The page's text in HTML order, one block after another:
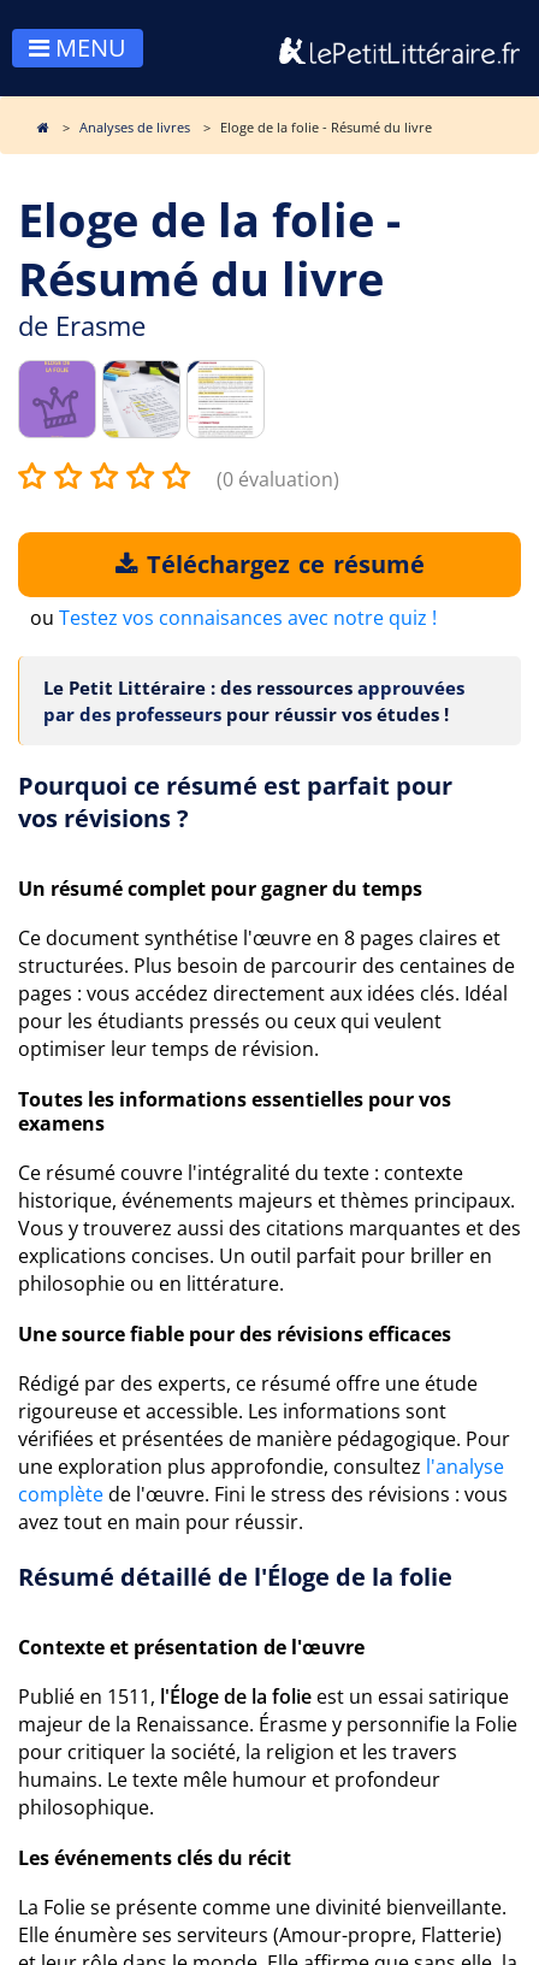
MENU
Analyses de livres Eloge de la folie - Résumé du livre
Eloge de la folie -
Résumé du livre
de Erasme
(0 évaluation)
Téléchargez ce résumé
ou Testez vos connaisances avec notre quiz !
Le Petit Littéraire : des ressources approuvées
par des professeurs pour réussir vos études !
Pourquoi ce résumé est parfait pour
vos révisions ?
Un résumé complet pour gagner du temps
Ce document synthétise l'œuvre en 8 pages claires et
structurées. Plus besoin de parcourir des centaines de
pages : vous accédez directement aux idées clés. Idéal
pour les étudiants pressés ou ceux qui veulent
optimiser leur temps de révision.
Toutes les informations essentielles pour vos
examens
Ce résumé couvre l'intégralité du texte : contexte
historique, événements majeurs et thèmes principaux.
Vous y trouverez aussi des citations marquantes et des
explications concises. Un outil parfait pour briller en
philosophie ou en littérature.
Une source fiable pour des révisions efficaces
Rédigé par des experts, ce résumé offre une étude
rigoureuse et accessible. Les informations sont
vérifiées et présentées de manière pédagogique. Pour
une exploration plus approfondie, consultez l'analyse
complètede l'œuvre. Fini le stress des révisions : vous
avez tout en main pour réussir.
Résumé détaillé de l'Éloge de la folie
Contexte et présentation de l'œuvre
Publié en 1511, l'Éloge de la folie est un essai satirique
majeur de la Renaissance. Érasme y personnifie la Folie
pour critiquer la société, la religion et les travers
humains. Le texte mêle humour et profondeur
philosophique.
Les événements clés du récit
La Folie se présente comme une divinité bienveillante.
Elle énumère ses serviteurs (Amour-propre, Flatterie)